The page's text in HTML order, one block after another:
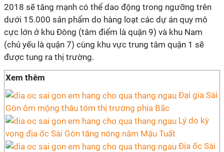
2018 sẽ tăng mạnh có thể dao động trong ngưỡng trên
dưới 15.000 sản phẩm do hàng loạt các dự án quy mô
cực lớn ở khu Đông (tâm điểm là quận 9) và khu Nam
(chủ yếu là quận 7) cùng khu vực trung tâm quận 1 sẽ
được tung ra thị trường.
Xem thêm
Đại gia Sài
Gòn ôm mộng thâu tóm thị trường phía Bắc
Lý do kỳ
vọng địa ốc Sài Gòn tăng nóng năm Mậu Tuất
Địa ốc Sài